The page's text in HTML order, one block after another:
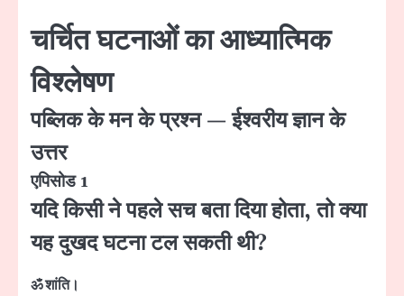
चर्चित घटनाओं का आध्यात्मिक
विश्लेषण
पब्लिक के मन के प्रश्न — ईश्वरीय ज्ञान के
उत्तर
एपिसोड 1
यदि किसी ने पहले सच बता दिया होता, तो क्या
यह दुखद घटना टल सकती थी?
ॐ शांति।